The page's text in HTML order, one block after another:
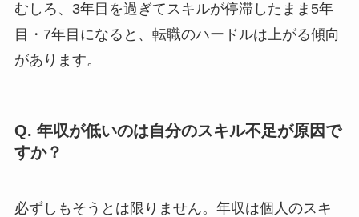
むしろ、3年目を過ぎてスキルが停滞したまま5年
目・7年目になると、転職のハードルは上がる傾向
があります。
Q. 年収が低いのは自分のスキル不足が原因で
すか？
必ずしもそうとは限りません。年収は個人のスキ